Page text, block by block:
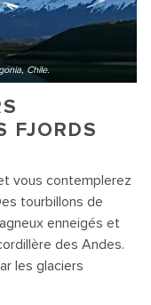
Chile.
FJORDS
vous contemplerez
tourbillons de
enneigés et
des Andes.
les glaciers